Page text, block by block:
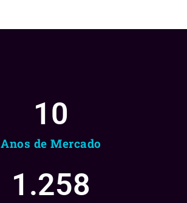
Anos de Mercado
10
1.258